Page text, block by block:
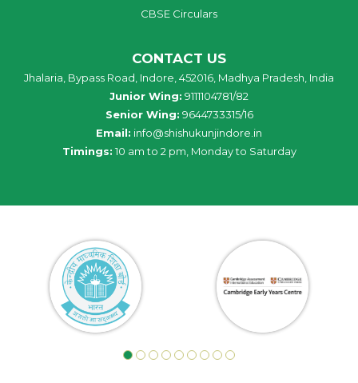
CBSE Circulars
CONTACT US
Jhalaria, Bypass Road, Indore, 452016, Madhya Pradesh, India
Junior Wing: 9111104781/82
Senior Wing: 9644733315/16
Email: info@shishukunjindore.in
Timings: 10 am to 2 pm, Monday to Saturday